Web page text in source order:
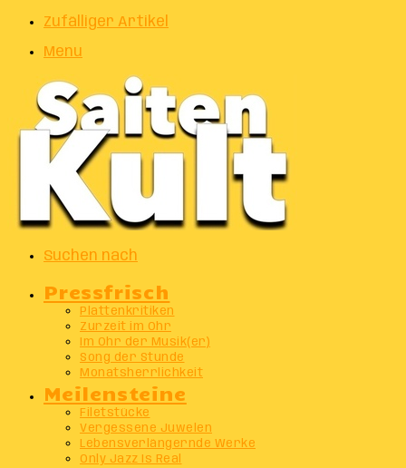
Zufälliger Artikel
Menu
Suchen nach
Pressfrisch
Plattenkritiken
Zurzeit im Ohr
Im Ohr der Musik(er)
Song der Stunde
Monatsherrlichkeit
Meilensteine
Filetstücke
Vergessene Juwelen
Lebensverlängernde Werke
Only Jazz Is Real